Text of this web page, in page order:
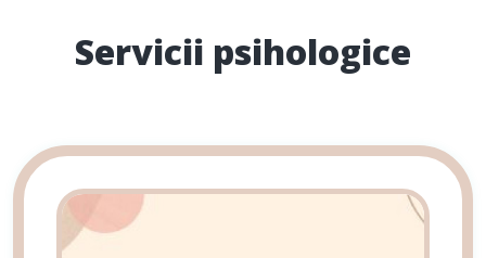
Servicii psihologice